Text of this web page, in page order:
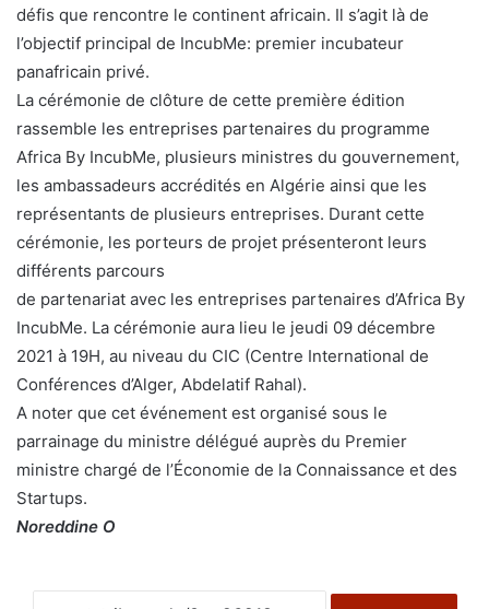
défis que rencontre le continent africain. Il s’agit là de
l’objectif principal de IncubMe: premier incubateur
panafricain privé.
La cérémonie de clôture de cette première édition
rassemble les entreprises partenaires du programme
Africa By IncubMe, plusieurs ministres du gouvernement,
les ambassadeurs accrédités en Algérie ainsi que les
représentants de plusieurs entreprises. Durant cette
cérémonie, les porteurs de projet présenteront leurs
différents parcours
de partenariat avec les entreprises partenaires d’Africa By
IncubMe. La cérémonie aura lieu le jeudi 09 décembre
2021 à 19H, au niveau du CIC (Centre International de
Conférences d’Alger, Abdelatif Rahal).
A noter que cet événement est organisé sous le
parrainage du ministre délégué auprès du Premier
ministre chargé de l’Économie de la Connaissance et des
Startups.
Noreddine O